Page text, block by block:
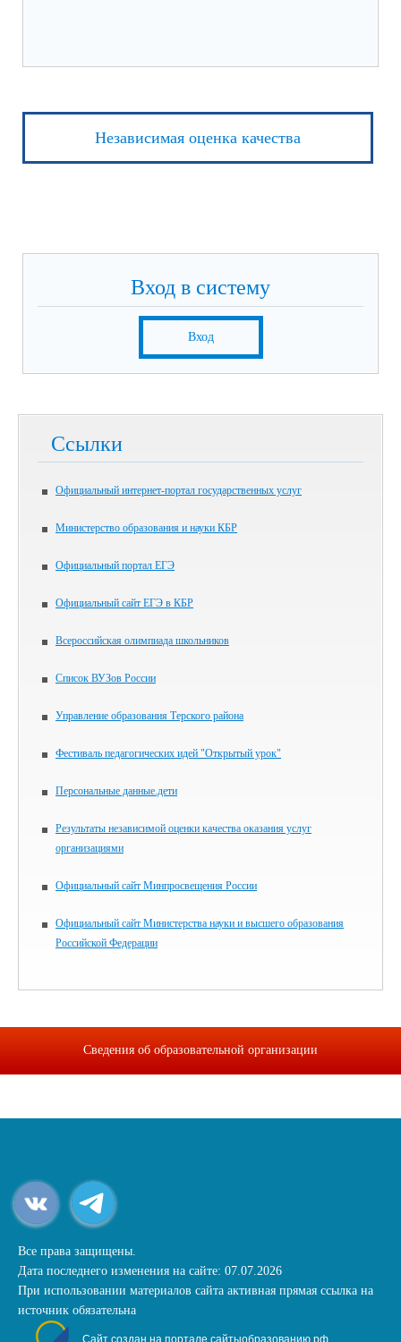
Независимая оценка качества
Вход в систему
Вход
Ссылки
Официальный интернет-портал государственных услуг
Министерство образования и науки КБР
Официальный портал ЕГЭ
Официальный сайт ЕГЭ в КБР
Всероссийская олимпиада школьников
Список ВУЗов России
Управление образования Терского района
Фестиваль педагогических идей "Открытый урок"
Персональные данные.дети
Результаты независимой оценки качества оказания услуг
организациями
Официальный сайт Минпросвещения России
Официальный сайт Министерства науки и высшего образования
Российской Федерации
Сведения об образовательной организации
Все права защищены.
Дата последнего изменения на сайте: 07.07.2026
При использовании материалов сайта активная прямая ссылка на
источник обязательна
Сайт создан на портале сайтыобразованию.рф